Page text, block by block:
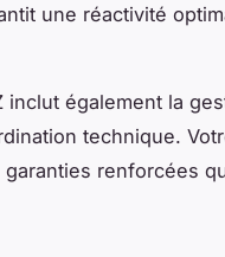
une réactivité
inclut également la
technique.
renforcées